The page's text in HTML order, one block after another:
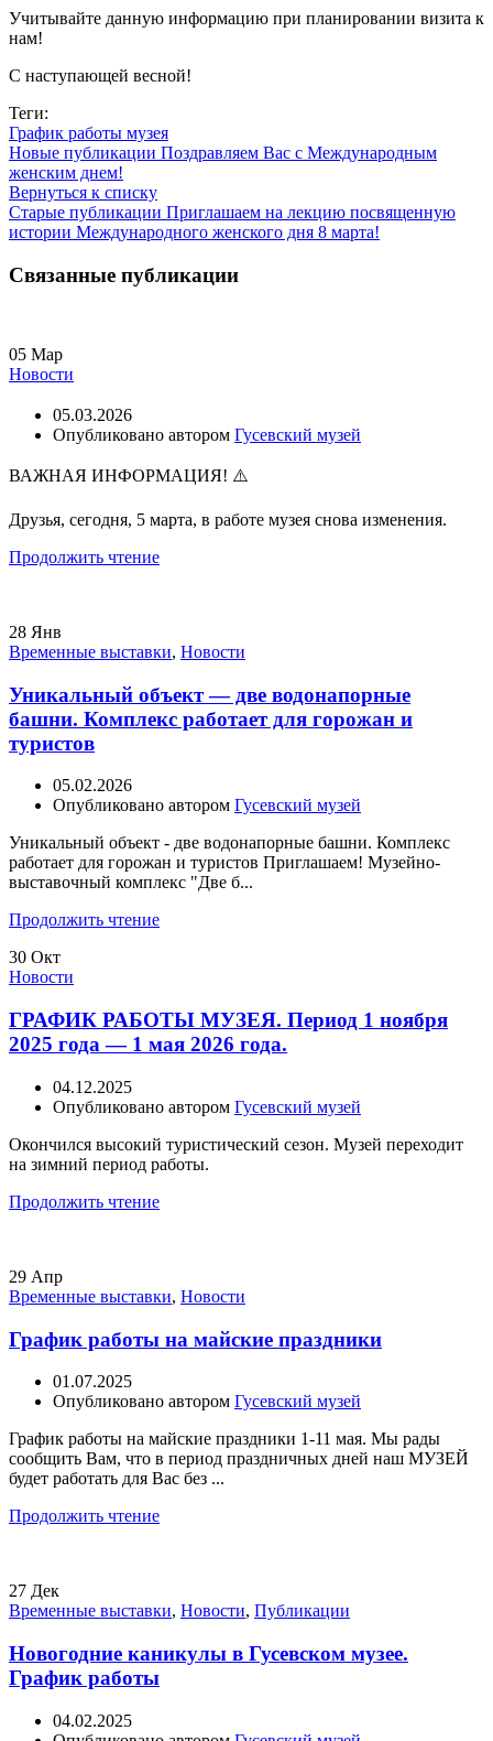
Учитывайте данную информацию при планировании визита к
нам!
С наступающей весной!
Теги:
График работы музея
Новые публикации Поздравляем Вас с Международным
женским днем!
Вернуться к списку
Старые публикации Приглашаем на лекцию посвященную
истории Международного женского дня 8 марта!
Связанные публикации
05 Мар
Новости
05.03.2026
Опубликовано автором Гусевский музей
ВАЖНАЯ ИНФОРМАЦИЯ! ⚠️
Друзья, сегодня, 5 марта, в работе музея снова изменения.
Продолжить чтение
28 Янв
Временные выставки, Новости
Уникальный объект — две водонапорные
башни. Комплекс работает для горожан и
туристов
05.02.2026
Опубликовано автором Гусевский музей
Уникальный объект - две водонапорные башни. Комплекс
работает для горожан и туристов Приглашаем! Музейно-
выставочный комплекс "Две б...
Продолжить чтение
30 Окт
Новости
ГРАФИК РАБОТЫ МУЗЕЯ. Период 1 ноября
2025 года — 1 мая 2026 года.
04.12.2025
Опубликовано автором Гусевский музей
Окончился высокий туристический сезон. Музей переходит
на зимний период работы.
Продолжить чтение
29 Апр
Временные выставки, Новости
График работы на майские праздники
01.07.2025
Опубликовано автором Гусевский музей
График работы на майские праздники 1-11 мая. Мы рады
сообщить Вам, что в период праздничных дней наш МУЗЕЙ
будет работать для Вас без ...
Продолжить чтение
27 Дек
Временные выставки, Новости, Публикации
Новогодние каникулы в Гусевском музее.
График работы
04.02.2025